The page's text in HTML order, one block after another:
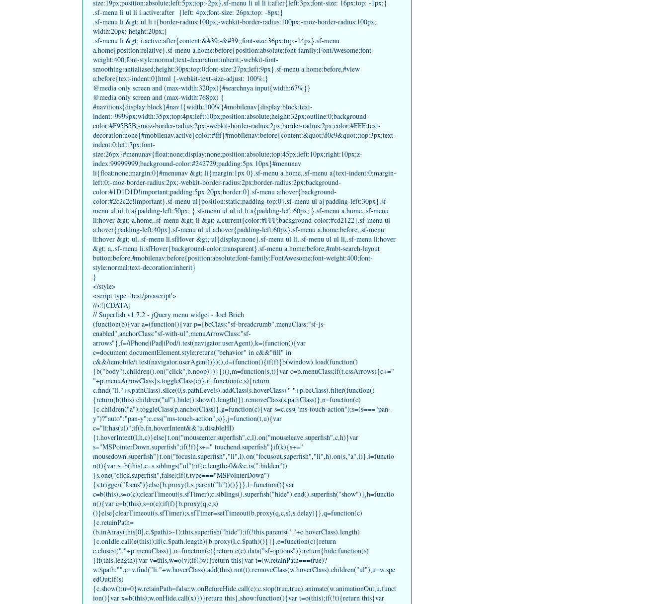
size:19px;position:absolute;left:5px;top:-2px}.sf-menu li ul li i:after{left:3px;font-size: 16px;top: -1px;}
.sf-menu li ul li i.active:after {left: 4px;font-size: 26px;top: -8px;}
.sf-menu li &gt; ul li i{border-radius:100px;-webkit-border-radius:100px;-moz-border-radius:100px;
width:20px; height:20px;}
.sf-menu li &gt; i.active:after{content:&#39;-&#39;;font-size:36px;top:-14px}.sf-menu
a.home{position:relative}.sf-menu a.home:before{position:absolute;font-family:FontAwesome;font-
weight:400;font-style:normal;text-decoration:inherit;-webkit-font-
smoothing:antialiased;height:30px;top:0;font-size:27px;left:9px}.sf-menu a.home:before,#view
a:before{text-indent:0}html {-webkit-text-size-adjust: 100%;}
@media only screen and (max-width:320px){#searchnya input{width:67%}}
@media only screen and (max-width:768px) {
#navitions{display:block}#nav1{width:100%}#mobilenav{display:block;text-
indent:-9999px;width:35px;top:4px;left:10px;position:absolute;height:32px;outline:0;background-
color:#F95B5B;-moz-border-radius:2px;-webkit-border-radius:2px;border-radius:2px;color:#FFF;text-
decoration:none}#mobilenav.active{color:#fff}#mobilenav:before{content:&quot;\f0c9&quot;;top:3px;text-
indent:0;left:7px;font-
size:26px}#menunav{float:none;display:none;position:absolute;top:45px;left:10px;right:10px;z-
index:99999999;background-color:#242729;padding:5px 10px}#menunav
li{float:none;margin:0}#menunav &gt; li{margin:1px 0}.sf-menu a.home,.sf-menu a{text-indent:0;margin-
left:0;-moz-border-radius:2px;-webkit-border-radius:2px;border-radius:2px;background-
color:#1D1D1D!important;padding:5px 20px;border:0}.sf-menu a:hover{background-
color:#2c2c2c!important}.sf-menu ul{position:static;padding-top:0}.sf-menu ul a{padding-left:30px}.sf-
menu ul ul li a{padding-left:50px; }.sf-menu ul ul ul li a{padding-left:60px; }.sf-menu a.home,.sf-menu
li:hover &gt; a.home,.sf-menu &gt; li &gt; a.current{color:#FFF;background-color:#cd2122}.sf-menu ul
a:hover{padding-left:40px}.sf-menu ul ul a:hover{padding-left:60px}.sf-menu a.home:before,.sf-menu
li:hover &gt; ul,.sf-menu li.sfHover &gt; ul{display:none}.sf-menu ul li,.sf-menu ul ul li,.sf-menu li:hover
&gt; a,.sf-menu li.sfHover{background-color:transparent}.sf-menu a.home:before,#mbt-search-layout
button:before,#mobilenav:before{position:absolute;font-family:FontAwesome;font-weight:400;font-
style:normal;text-decoration:inherit}
}
</style>
<script type='text/javascript'>
//<![CDATA[
// Superfish v1.7.2 - jQuery menu widget - Joel Brich
(function(b){var a=(function(){var p={bcClass:"sf-breadcrumb",menuClass:"sf-js-
enabled",anchorClass:"sf-with-ul",menuArrowClass:"sf-
arrows"},f=/iPhone|iPad|iPod/i.test(navigator.userAgent),k=(function(){var
c=document.documentElement.style;return("behavior" in c&&"fill" in
c&&/iemobile/i.test(navigator.userAgent))})(),d=(function(){if(f){b(window).load(function()
{b("body").children().on("click",b.noop)})}})(),m=function(s,t){var c=p.menuClass;if(t.cssArrows){c+="
"+p.menuArrowClass}s.toggleClass(c)},r=function(c,s){return
c.find("li."+s.pathClass).slice(0,s.pathLevels).addClass(s.hoverClass+" "+p.bcClass).filter(function()
{return(b(this).children("ul").hide().show().length)}).removeClass(s.pathClass)},n=function(c)
{c.children("a").toggleClass(p.anchorClass)},g=function(c){var s=c.css("ms-touch-action");s=(s==="pan-
y")?"auto":"pan-y";c.css("ms-touch-action",s)},j=function(t,u){var
c="li:has(ul)";if(b.fn.hoverIntent&&!u.disableHI)
{t.hoverIntent(l,h,c)}else{t.on("mouseenter.superfish",c,l).on("mouseleave.superfish",c,h)}var
s="MSPointerDown.superfish";if(!f){s+=" touchend.superfish"}if(k){s+="
mousedown.superfish"}t.on("focusin.superfish","li",l).on("focusout.superfish","li",h).on(s,"a",i)},i=functio
n(t){var s=b(this),c=s.siblings("ul");if(c.length>0&&c.is(":hidden"))
{s.one("click.superfish",false);if(t.type==="MSPointerDown")
{s.trigger("focus")}else{b.proxy(l,s.parent("li"))()}}},l=function(){var
c=b(this),s=o(c);clearTimeout(s.sfTimer);c.siblings().superfish("hide").end().superfish("show")},h=functio
n(){var c=b(this),s=o(c);if(f){b.proxy(q,c,s)
()}else{clearTimeout(s.sfTimer);s.sfTimer=setTimeout(b.proxy(q,c,s),s.delay)}},q=function(c)
{c.retainPath=
(b.inArray(this[0],c.$path)>-1);this.superfish("hide");if(!this.parents("."+c.hoverClass).length)
{c.onIdle.call(e(this));if(c.$path.length){b.proxy(l,c.$path)()}}},e=function(c){return
c.closest("."+p.menuClass)},o=function(c){return e(c).data("sf-options")};return{hide:function(s)
{if(this.length){var v=this,w=o(v);if(!w){return this}var t=(w.retainPath===true)?
w.$path:"",c=v.find("li."+w.hoverClass).add(this).not(t).removeClass(w.hoverClass).children("ul"),u=w.spe
edOut;if(s)
{c.show();u=0}w.retainPath=false;w.onBeforeHide.call(c);c.stop(true,true).animate(w.animationOut,u,funct
ion(){var x=b(this);w.onHide.call(x)})}return this},show:function(){var t=o(this);if(!t){return this}var